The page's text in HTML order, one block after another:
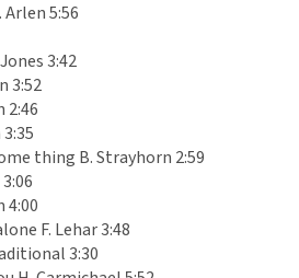
5:56
3:42
3:52
2:46
thing B. Strayhorn 2:59
4:00
F. Lehar 3:48
3:30